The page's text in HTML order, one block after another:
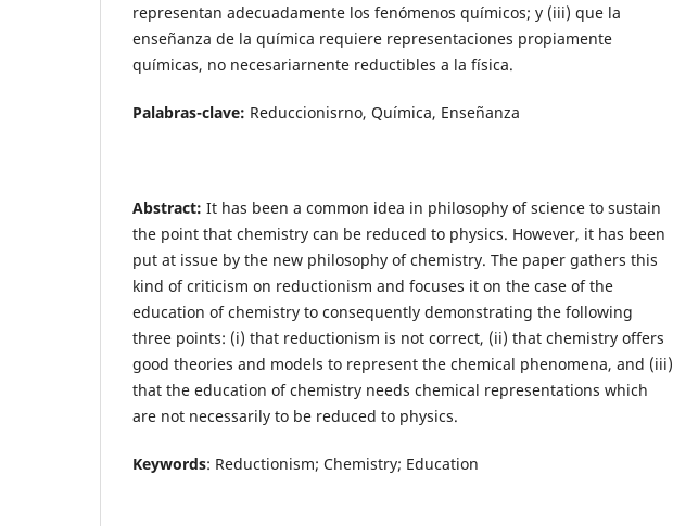
representan adecuadamente los fenómenos químicos; y (iii) que la
enseñanza de la química requiere representaciones propiamente
químicas, no necesariarnente reductibles a la física.
Palabras-clave: Reduccionisrno, Química, Enseñanza
Abstract: It has been a common idea in philosophy of science to sustain
the point that chemistry can be reduced to physics. However, it has been
put at issue by the new philosophy of chemistry. The paper gathers this
kind of criticism on reductionism and focuses it on the case of the
education of chemistry to consequently demonstrating the following
three points: (i) that reductionism is not correct, (ii) that chemistry offers
good theories and models to represent the chemical phenomena, and (iii)
that the education of chemistry needs chemical representations which
are not necessarily to be reduced to physics.
Keywords: Reductionism; Chemistry; Education